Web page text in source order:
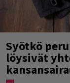
Syötkö
löysivät